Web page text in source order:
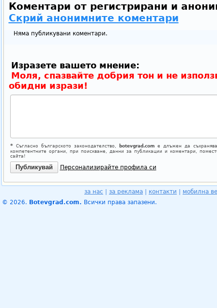
Коментари от регистрирани и
Скрий анонимните коментари
Няма публикувани коментари.
Изразете вашето мнение:
Моля, спазвайте добрия тон и не
обидни изрази!
*Съгласно българското законодателство, botevgrad.comе длъжен да
компетентните органи, при поискване, данни за публикации и коментари,
сайта!
Персонализирайте профила си
за нас за реклама контакти
мобилна
© 2026. Botevgrad.com. Всички права запазени.